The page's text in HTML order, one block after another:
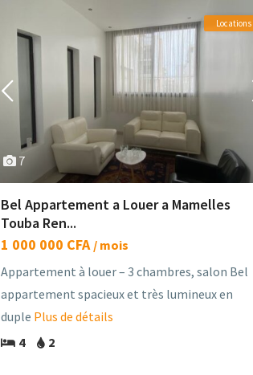
7
Locations
Bel Appartement a Louer a Mamelles
Touba Ren...
1 000 000 CFA / mois
Appartement à louer – 3 chambres, salon Bel
appartement spacieux et très lumineux en
duple Plus de détails
4
2